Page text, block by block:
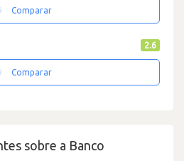
sobre a Banco
Comparar
2.6
Comparar